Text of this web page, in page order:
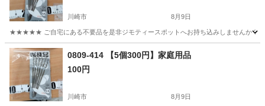
川崎市 8月9日
★★★★★ ご自宅にある不要品を是非ジモティースポットへお持ち込みしませんか？
神奈川 川崎市 用品
0809-414 【5個300円】家庭用品
100円
川崎市 8月9日